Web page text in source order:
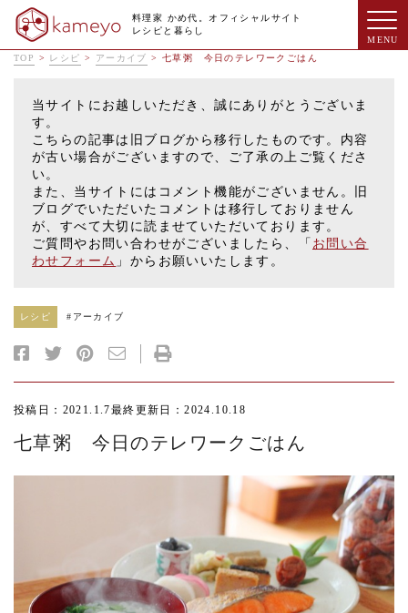
料理家 かめ代。オフィシャルサイト
レシピと暮らし
TOP > レシピ > アーカイブ >七草粥 今日のテレワークごはん
当サイトにお越しいただき、誠にありがとうございま
す。
こちらの記事は旧ブログから移行したものです。内容
が古い場合がございますので、ご了承の上ご覧くださ
い。
また、当サイトにはコメント機能がございません。旧
ブログでいただいたコメントは移行しておりません
が、すべて大切に読ませていただいております。
ご質問やお問い合わせがございましたら、「 お問い合
わせフォーム 」からお願いいたします。
レシピ # アーカイブ
投稿日：2021.1.7最終更新日：2024.10.18
七草粥 今日のテレワークごはん